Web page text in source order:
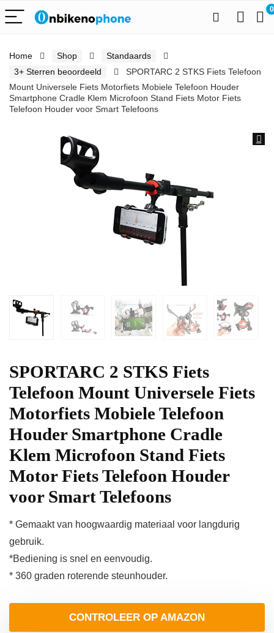
0
Home Shop
Standaards
3+ Sterren beoordeeld
SPORTARC 2 STKS Fiets Telefoon
Mount Universele Fiets Motorfiets Mobiele Telefoon Houder
Smartphone Cradle Klem Microfoon Stand Fiets Motor Fiets
Telefoon Houder voor Smart Telefoons
SPORTARC 2 STKS Fiets
Telefoon Mount Universele Fiets
Motorfiets Mobiele Telefoon
Houder Smartphone Cradle
Klem Microfoon Stand Fiets
Motor Fiets Telefoon Houder
voor Smart Telefoons
* Gemaakt van hoogwaardig materiaal voor langdurig
gebruik.
*Bediening is snel en eenvoudig.
* 360 graden roterende steunhouder.
CONTROLEER OP AMAZON